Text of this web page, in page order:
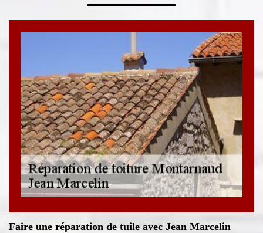
Faire une réparation de tuile avec Jean Marcelin